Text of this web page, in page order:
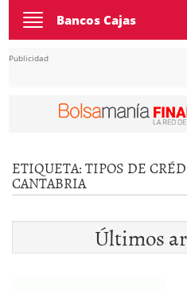
Toggle
navigation
Bancos Cajas
Publicidad
ETIQUETA:TIPOS DE
CANTABRIA
Últimos